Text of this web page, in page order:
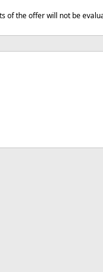
of the offer will not be